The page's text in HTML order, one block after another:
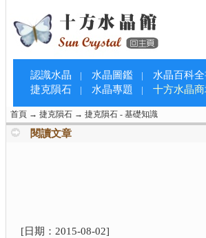
認識水晶 | 水晶圖鑑 | 水晶百科
捷克隕石
| 水晶專題 | 十方水晶
首頁 → 捷克隕石 → 捷克隕石 - 基礎知識
閱讀文章
[日期： 2015-08-02]